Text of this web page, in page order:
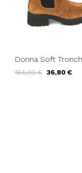
Donna Soft
Camoscio Cuoio
184,00 € 36,80 €